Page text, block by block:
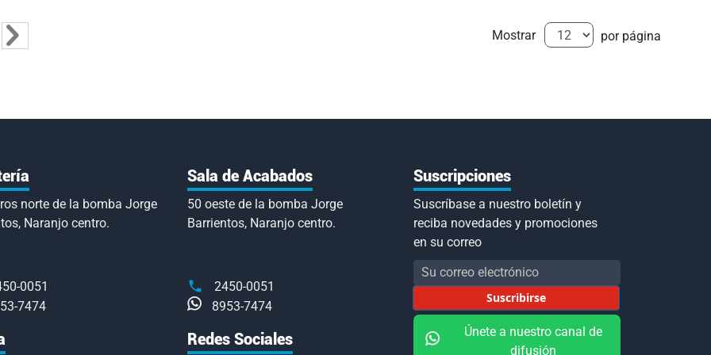
leyendo página
Página
Siguiente Mostrar por página
norte de la bomba Jorge
Naranjo centro.
0051
7474
Sala de Acabados
50 oeste de la bomba Jorge
Barrientos, Naranjo centro.
2450-0051
8953-7474
Redes Sociales
Suscripciones
Suscríbase a nuestro boletín y
reciba novedades y promociones
en su correo
Inscríbase
a
nuestro
de
Suscribirse
Únete a nuestro canal de
difusión